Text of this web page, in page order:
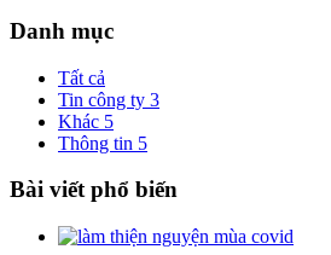
Danh mục
Tất cả
Tin công ty 3
Khác 5
Thông tin 5
Bài viết phổ biến